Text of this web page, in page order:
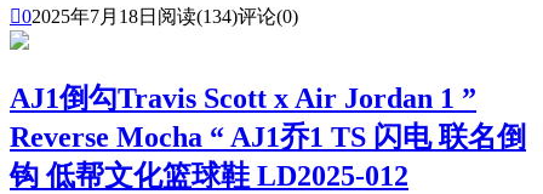
02025年7月18日 阅读(134)评论(0)
AJ1倒勾Travis Scott x Air Jordan 1 ”
Reverse Mocha “ AJ1乔1 TS 闪电 联名倒
钩 低帮文化篮球鞋 LD2025-012